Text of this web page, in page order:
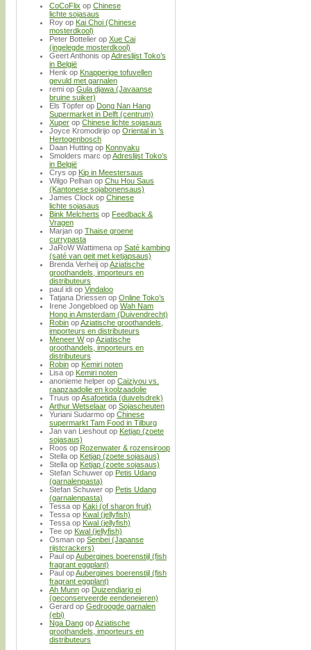
CoCoFlix op Chinese
lichte sojasaus
Roy op Kai Choi (Chinese
mosterdkool)
Peter Bottelier op Xue Cai
(ingelegde mosterdkool)
Geert Anthonis opAdreslijst Toko’s
in België
Henk op Knapperige tofuvellen
gevuld met garnalen
remi op Gula djawa (Javaanse
bruine suiker)
Els Töpfer op Dong Nan Hang
Supermarket in Delft (centrum)
Xuper op Chinese lichte sojasaus
Joyce Kromodirijo op Oriental in ’s
Hertogenbosch
Daan Hutting op Konnyaku
Smolders marc opAdreslijst Toko’s
in België
Crys op Kip in Meestersaus
Wilgo Pelhan op Chu Hou Saus
(Kantonese sojabonensaus)
James Clock op Chinese
lichte sojasaus
Bink Melcherts op Feedback &
Vragen
Marjan op Thaise groene
currypasta
JaRoW Wattimena op Saté kambing
(saté van geit met ketjapsaus)
Brenda Verheij opAziatische
groothandels, importeurs en
distributeurs
paul idi op Vindaloo
Tatjana Driessen op Online Toko’s
Irene Jongebloed op Wah Nam
Hong in Amsterdam (Duivendrecht)
Robin opAziatische groothandels,
importeurs en distributeurs
Meneer WopAziatische
groothandels, importeurs en
distributeurs
Robin op Kemiri noten
Lisa op Kemiri noten
anonieme helper op Caiziyou vs.
raapzaadolie en koolzaadolie
Truus opAsafoetida (duivelsdrek)
Arthur Wetselaar op Sojascheuten
Yuriani Sudarmo op Chinese
supermarkt Tam Food in Tilburg
Jan van Lieshout op Ketjap (zoete
sojasaus)
Roos op Rozenwater & rozensiroop
Stella op Ketjap (zoete sojasaus)
Stella op Ketjap (zoete sojasaus)
Stefan Schuwer op Petis Udang
(garnalenpasta)
Stefan Schuwer op Petis Udang
(garnalenpasta)
Tessa op Kaki (of sharon fruit)
Tessa op Kwal (jellyfish)
Tessa op Kwal (jellyfish)
Tee op Kwal (jellyfish)
Osman op Senbei (Japanse
rijstcrackers)
Paul opAubergines boerenstijl (fish
fragrant eggplant)
Paul opAubergines boerenstijl (fish
fragrant eggplant)
Ah Munn op Duizendjarig ei
(geconserveerde eendeneieren)
Gerard op Gedroogde garnalen
(ebi)
Nga Dang opAziatische
groothandels, importeurs en
distributeurs